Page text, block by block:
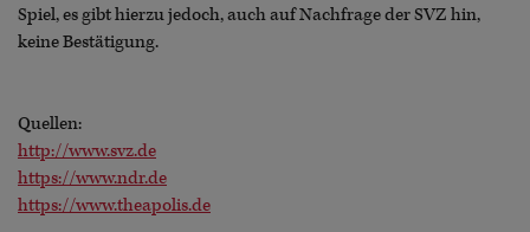
Spiel, es gibt hierzu jedoch, auch auf Nachfrage der SVZ hin,
keine Bestätigung.
Quellen:
http://www.svz.de
https://www.ndr.de
https://www.theapolis.de